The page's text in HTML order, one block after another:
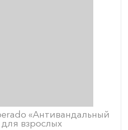
«Антивандальный
взрослых